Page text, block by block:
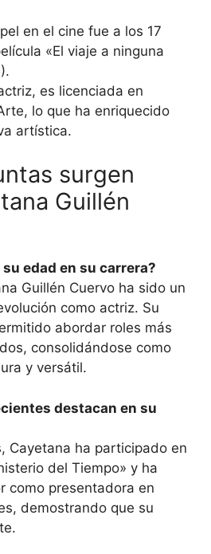
en el cine fue a los 17
«El viaje a ninguna
es licenciada en
lo que ha enriquecido
artística.
surgen
Guillén
edad en su carrera?
Guillén Cuervo ha sido un
como actriz. Su
abordar roles más
consolidándose como
y versátil.
destacan en su
Cayetana ha participado en
del Tiempo» y ha
como presentadora en
demostrando que su